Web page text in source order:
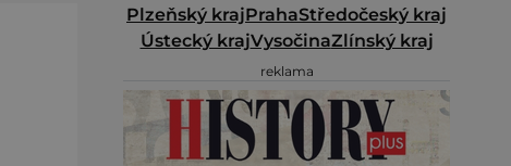
Plzeňský krajPrahaStředočeský kraj
Ústecký krajVysočinaZlínský kraj
reklama